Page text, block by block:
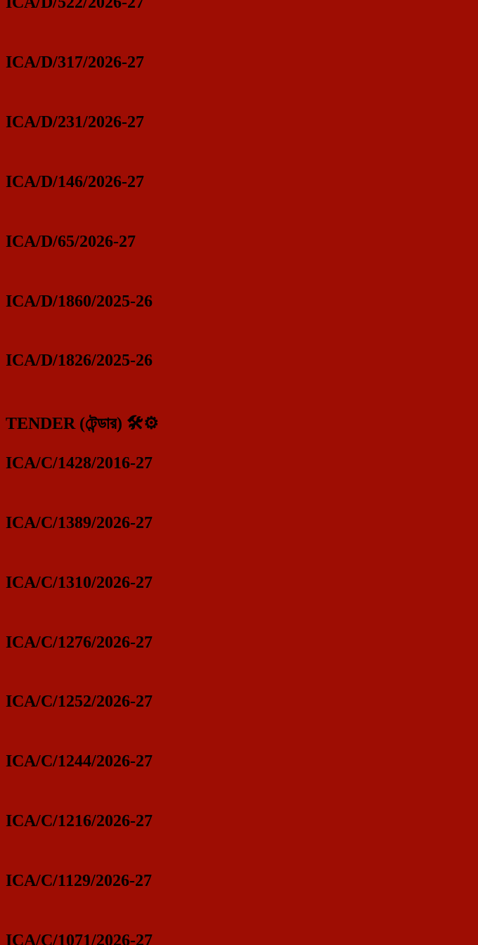
ICA/D/317/2026-27
ICA/D/231/2026-27
ICA/D/146/2026-27
ICA/D/65/2026-27
ICA/D/1860/2025-26
ICA/D/1826/2025-26
TENDER (টেন্ডার) 🛠️⚙️
ICA/C/1428/2016-27
ICA/C/1389/2026-27
ICA/C/1310/2026-27
ICA/C/1276/2026-27
ICA/C/1252/2026-27
ICA/C/1244/2026-27
ICA/C/1216/2026-27
ICA/C/1129/2026-27
ICA/C/1071/2026-27